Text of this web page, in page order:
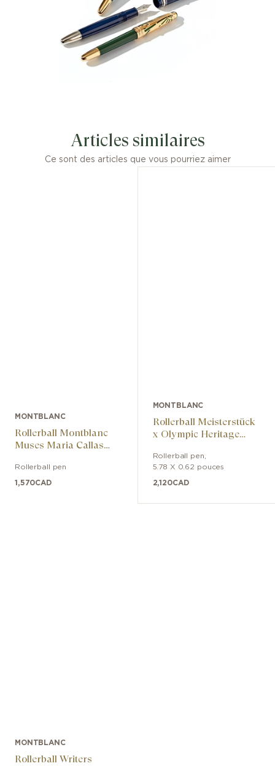
Articles similaires
Ce sont des articles que vous pourriez aimer
MONTBLANC
Rollerball Montblanc
Muses Maria Callas
Rollerball pen
1,570CAD
MONTBLANC
Rollerball Meisterstück
x Olympic Heritage
LeGrand
Rollerball pen
5.78 X 0.62 pouces
2,120CAD
MONTBLANC
Rollerball Writers